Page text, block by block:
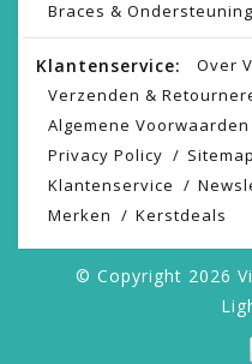
Braces & Ondersteuning
Klantenservice:
Over
Verzenden &
Algemene Voorwaarden
Privacy Policy
Sitemap
Klantenservice
Merken
Kerstdeals
© Copyright 2026